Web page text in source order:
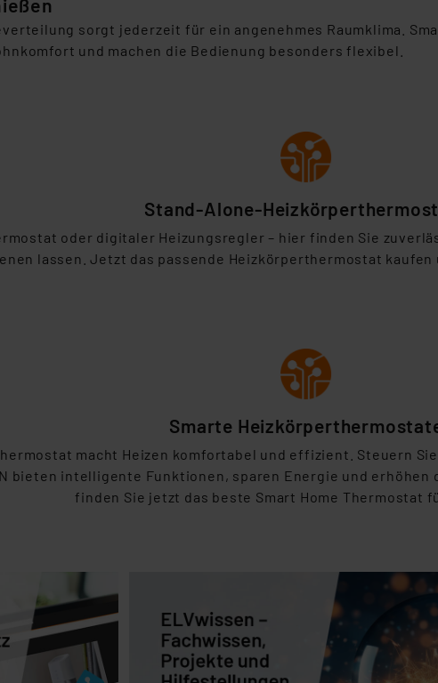
sorgt jederzeit für ein angenehmes Raumklima.
und machen die Bedienung besonders flexibel.
Stand-Alone-
oder digitaler Heizungsregler – hier finden Sie
lassen. Jetzt das passende Heizkörperthermostat kaufen
Smarte
macht Heizen komfortabel und effizient. Steuern
bieten intelligente Funktionen, sparen Energie und erhöhen
finden Sie jetzt das beste Smart Home Thermostat